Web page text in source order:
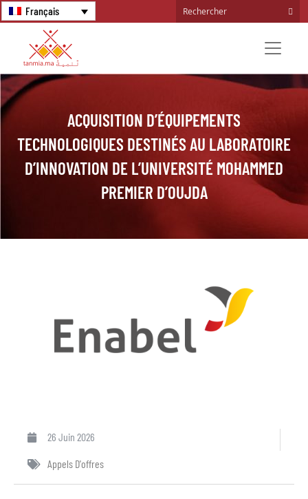
Français
ACQUISITION D’ÉQUIPEMENTS
TECHNOLOGIQUES DESTINÉS AU LABORATOIRE
D’INNOVATION DE L’UNIVERSITÉ MOHAMMED
PREMIER D’OUJDA
26 Juin 2026
Appels D'offres